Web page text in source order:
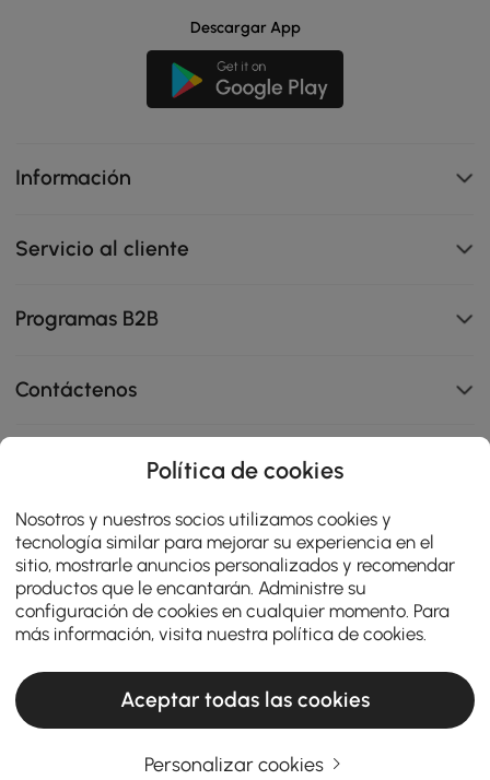
Descargar App
Información
Servicio al cliente
Programas B2B
Contáctenos
4.8
star
rating
OPINIONES CERTIFICADAS
Política de cookies
Nosotros y nuestros socios utilizamos cookies y
tecnología similar para mejorar su experiencia en el
sitio, mostrarle anuncios personalizados y recomendar
productos que le encantarán. Administre su
configuración de cookies en cualquier momento. Para
más información, visita nuestra política de cookies
Aceptar todas las cookies
Personalizar cookies